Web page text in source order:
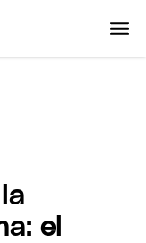
el